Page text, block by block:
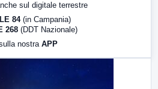
sul digitale terrestre
84 (in Campania)
268 (DDT Nazionale)
nostra APP